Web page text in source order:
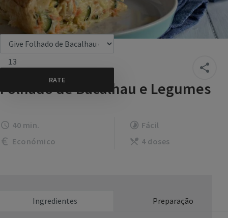
13
Folhado de Bacalhau e Legumes
40 min.
Fácil
Económico
4 doses
Ingredientes Preparação